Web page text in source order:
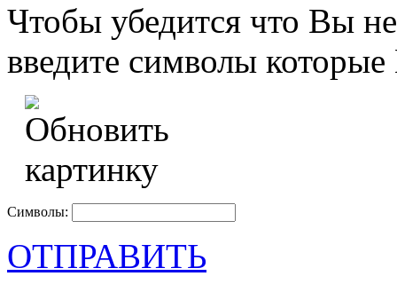
Чтобы убедится что Вы
введите символы
Символы:
ОТПРАВИТЬ